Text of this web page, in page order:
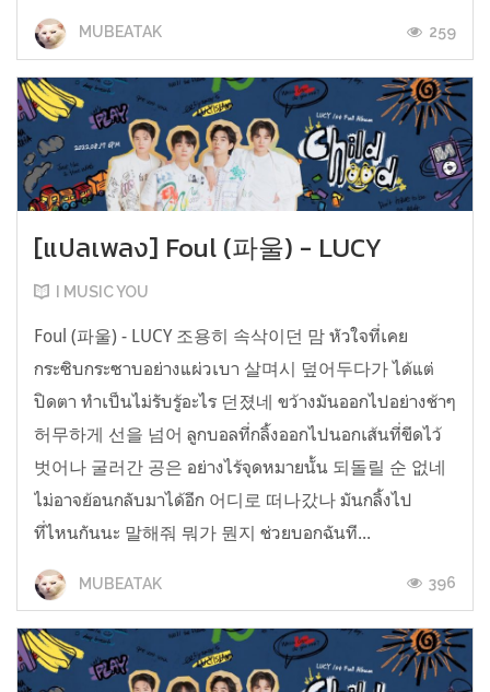
MUBEATAK 259
[แปลเพลง] Foul (파울) - LUCY
I MUSIC YOU
Foul (파울) - LUCY 조용히 속삭이던 맘 หัวใจที่เคย
กระซิบกระซาบอย่างแผ่วเบา 살며시 덮어두다가 ได้แต่
ปิดตา ทำเป็นไม่รับรู้อะไร 던졌네 ขว้างมันออกไปอย่างช้าๆ
허무하게 선을 넘어 ลูกบอลที่กลิ้งออกไปนอกเส้นที่ขีดไว้
벗어나 굴러간 공은 อย่างไร้จุดหมายนั้น 되돌릴 순 없네
ไม่อาจย้อนกลับมาได้อีก 어디로 떠나갔나 มันกลิ้งไป
ที่ไหนกันนะ 말해줘 뭐가 뭔지 ช่วยบอกฉันที...
MUBEATAK 396